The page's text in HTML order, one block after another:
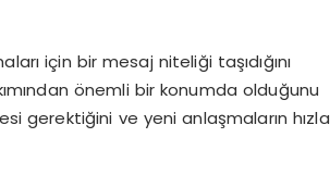
için bir mesaj niteliği taşıdığını
önemli bir konumda olduğunu
gerektiğini ve yeni anlaşmaların hızla